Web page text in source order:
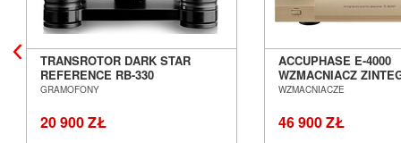
TRANSROTOR DARK STAR
REFERENCE RB-330
GRAMOFON ANALOGOWY
GRAMOFONY
20 900 ZŁ
ACCUPHASE E-4000
WZMACNIACZ
SALON POZNAŃ
WZMACNIACZE
46 900 ZŁ